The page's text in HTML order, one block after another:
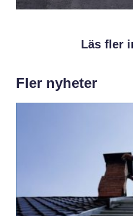
Läs fler
Fler nyheter